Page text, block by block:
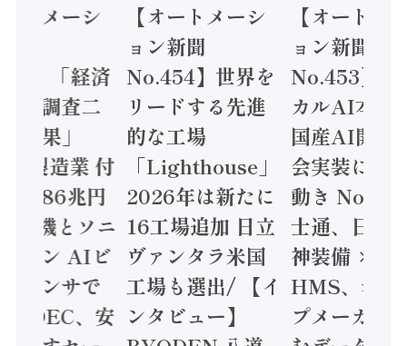
トメーシ
】「経済
態調査二
結果」
年製造業 付
額86兆円
電機とソニ
コン AIビ
センサで
/ IDEC、安
【オートメーシ
ョン新聞
No.454】世界を
リードする先進
的な工場
「Lighthouse」
2026年は新たに
16工場追加 日立
ヴァンタラ米国
工場も選出/ 【イ
ンタビュー】
【オートメ
ョン新聞
No.453】フ
カルAI本格
国産AI開発
会実装に活
動き
士通、日立
神装備 ×
HMS、老舗
プメーカー